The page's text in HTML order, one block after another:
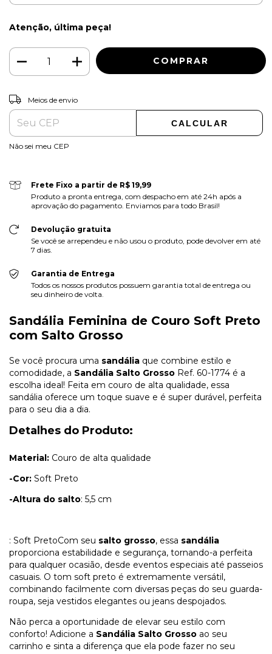
Atenção, última peça!
Entregas para o CEP:
Meios de envio
CALCULAR
Não sei meu CEP
Frete Fixo a partir de R$ 19,99
Produto a pronta entrega, com despacho em até 24h após a
aprovação do pagamento. Enviamos para todo Brasil!
Devolução gratuita
Se você se arrependeu e não usou o produto, pode devolver em até
7 dias.
Garantia de Entrega
Todos os nossos produtos possuem garantia total de entrega ou
seu dinheiro de volta.
Sandália Feminina de Couro Soft Preto
com Salto Grosso
Se você procura uma sandália que combine estilo e
comodidade, a Sandália Salto Grosso Ref. 60-1774 é a
escolha ideal! Feita em couro de alta qualidade, essa
sandália oferece um toque suave e é super durável, perfeita
para o seu dia a dia.
Detalhes do Produto:
Material: Couro de alta qualidade
-Cor: Soft Preto
-Altura do salto: 5,5 cm
: Soft PretoCom seu salto grosso, essa sandália
proporciona estabilidade e segurança, tornando-a perfeita
para qualquer ocasião, desde eventos especiais até passeios
casuais. O tom soft preto é extremamente versátil,
combinando facilmente com diversas peças do seu guarda-
roupa, seja vestidos elegantes ou jeans despojados.
Não perca a oportunidade de elevar seu estilo com
conforto! Adicione a Sandália Salto Grosso ao seu
carrinho e sinta a diferença que ela pode fazer no seu